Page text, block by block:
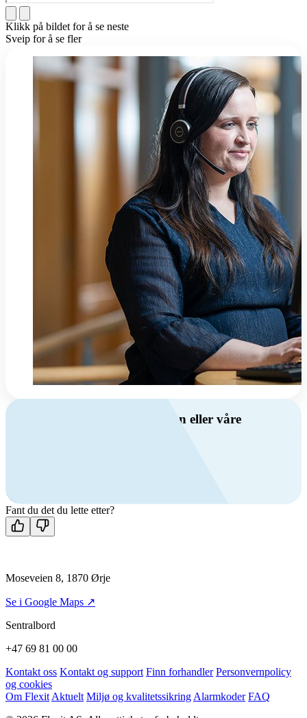
Klikk på bildet for å se neste
Sveip for å se fler
Har du spørsmål om ventilasjon eller våre
Kontakt oss
Fant du det du lette etter?
Moseveien 8, 1870 Ørje
Se i Google Maps ↗
Sentralbord
+47 69 81 00 00
Kontakt oss Kontakt og support Finn forhandler Personvernpolicy
og cookies
Om Flexit Aktuelt Miljø og kvalitetssikring Alarmkoder FAQ